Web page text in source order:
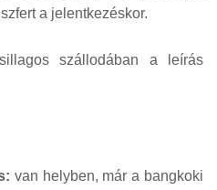
a jelentkezéskor.
szállodában a leírás
van helyben, már a bangkoki